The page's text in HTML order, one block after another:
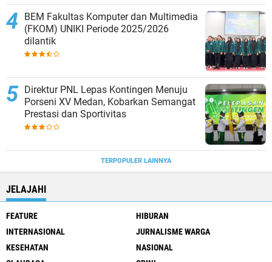
BEM Fakultas Komputer dan Multimedia
(FKOM) UNIKI Periode 2025/2026
dilantik
Direktur PNL Lepas Kontingen Menuju
Porseni XV Medan, Kobarkan Semangat
Prestasi dan Sportivitas
TERPOPULER LAINNYA
JELAJAHI
FEATURE
HIBURAN
INTERNASIONAL
JURNALISME WARGA
KESEHATAN
NASIONAL